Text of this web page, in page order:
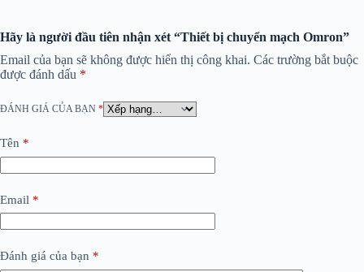
Hãy là người đầu tiên nhận xét “Thiết bị chuyển mạch Omron”
Email của bạn sẽ không được hiển thị công khai. Các trường bắt buộc
được đánh dấu *
ĐÁNH GIÁ CỦA BẠN *
Tên *
Email *
Đánh giá của bạn *